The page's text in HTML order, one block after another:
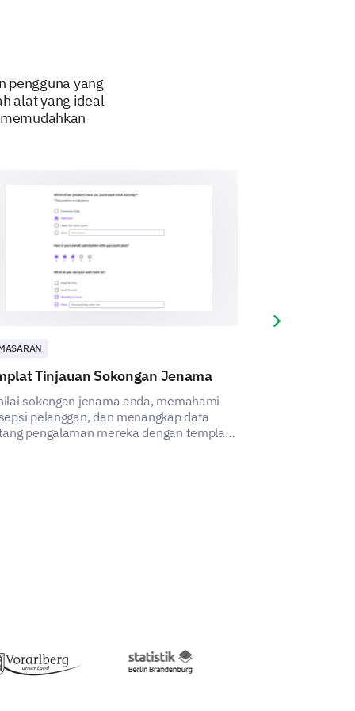
pengguna yang
alat yang ideal
Tinjauan Sokongan Jenama
sokongan jenama anda, memahami
pelanggan, dan menangkap data
pengalaman mereka dengan templat
Next slide